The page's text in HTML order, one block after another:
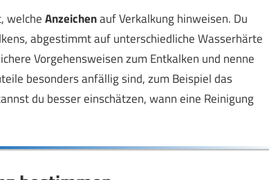
welcheAnzeichenauf Verkalkung hinweisen. Du
abgestimmt auf unterschiedliche Wasserhärte
Vorgehensweisen zum Entkalken und nenne
besonders anfällig sind, zum Beispiel das
du besser einschätzen, wann eine Reinigung